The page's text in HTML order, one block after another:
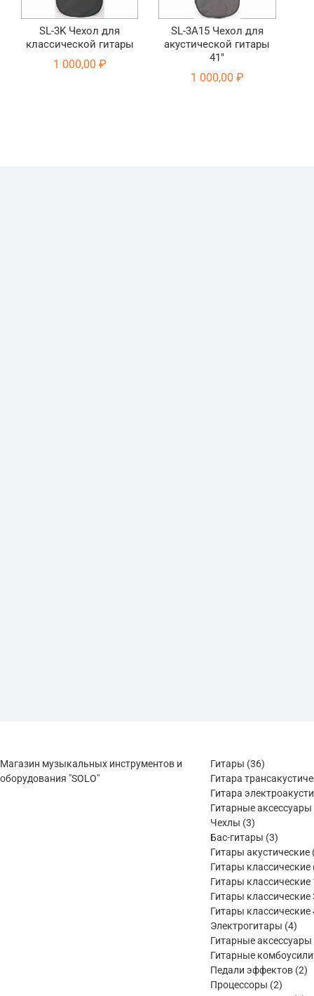
SL-3K Чехол для
классической гитары
1 000,00 ₽
SL-3A15 Чехол для
акустической гитары
41″
1 000,00 ₽
Магазин музыкальных инструментов и
оборудования "SOLO"
Гитары 3636
товаров
Гитара
Гитара
Гитарные аксессуары
Чехлы 33
товара
Бас-гитары 33
товара
Гитары акустические
Гитары классические
Гитары классические
Гитары классические
Гитары классические
Электрогитары 44
Гитарные аксессуары
Гитарные
Педали эффектов 22
Процессоры 22